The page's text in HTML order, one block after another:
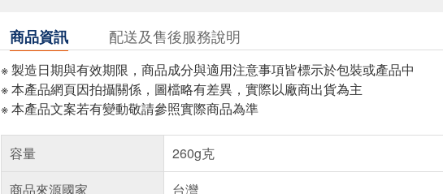
商品資訊 配送及售後服務說明
※ 製造日期與有效期限，商品成分與適用注意事項皆標示於包裝或產品中
※ 本產品網頁因拍攝關係，圖檔略有差異，實際以廠商出貨為主
※ 本產品文案若有變動敬請參照實際商品為準
容量
260g克
商品來源國家
台灣